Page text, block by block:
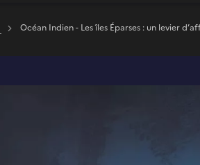
Océan Indien - Les îles Éparses : un levier